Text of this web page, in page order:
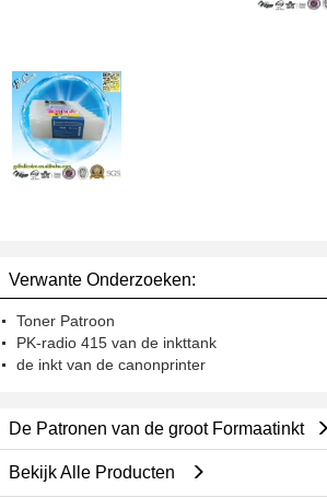
Verwante Onderzoeken:
Toner Patroon
PK-radio 415 van de inkttank
de inkt van de canonprinter
De Patronen van de groot Formaatinkt
Bekijk Alle Producten